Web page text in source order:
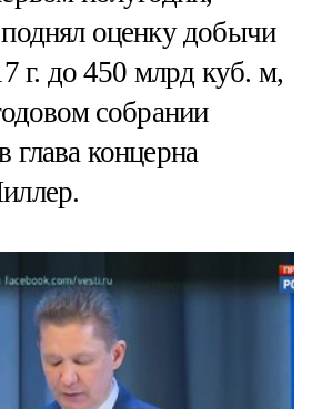
оценку добычи
г. до 450 млрд куб. м,
собрании
глава концерна